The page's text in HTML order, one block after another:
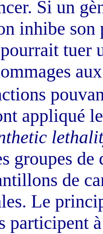
Si un
inhibe
tuer
appliqué
groupes
de
Le
participent